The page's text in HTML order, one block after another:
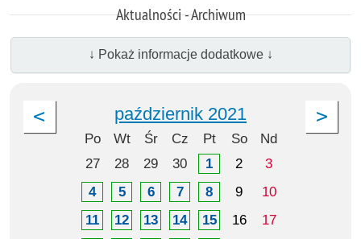
Aktualności - Archiwum
↓ Pokaż informacje dodatkowe ↓
październik 2021
Po Wt Śr Cz Pt So
Nd
27
28 29 30 1 2
3
4
5 6 7 8 9
10
11
12 13 14 15 16
17